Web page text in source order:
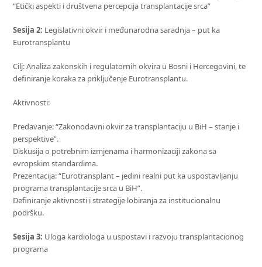
“Etički aspekti i društvena percepcija transplantacije srca”
Sesija 2: Legislativni okvir i međunarodna saradnja – put ka
Eurotransplantu
Cilj: Analiza zakonskih i regulatornih okvira u Bosni i Hercegovini, te
definiranje koraka za priključenje Eurotransplantu.
Aktivnosti:
Predavanje: “Zakonodavni okvir za transplantaciju u BiH – stanje i
perspektive”.
Diskusija o potrebnim izmjenama i harmonizaciji zakona sa
evropskim standardima.
Prezentacija: “Eurotransplant – jedini realni put ka uspostavljanju
programa transplantacije srca u BiH”.
Definiranje aktivnosti i strategije lobiranja za institucionalnu
podršku.
Sesija 3: Uloga kardiologa u uspostavi i razvoju transplantacionog
programa